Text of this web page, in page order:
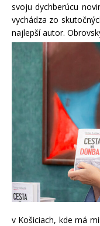
svoju dychberúcu
vychádza zo
najlepší autor.
v Košiciach, kde má